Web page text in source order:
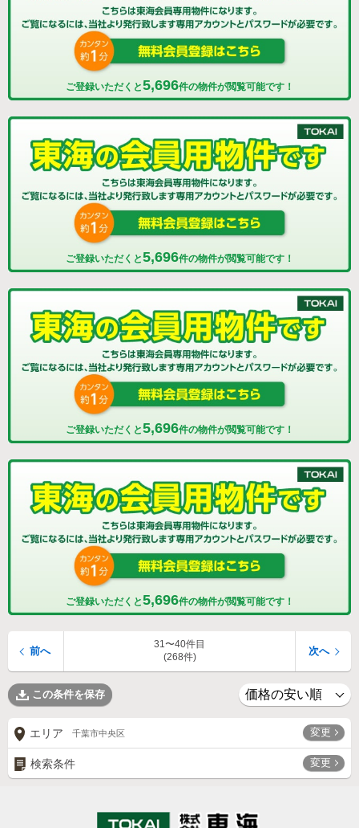
ご登録いただくと5,696件の物件が閲覧可能です！
ご登録いただくと5,696件の物件が閲覧可能です！
ご登録いただくと5,696件の物件が閲覧可能です！
ご登録いただくと5,696件の物件が閲覧可能です！
31〜40件目
(268件)
前へ 次へ
この条件を保存
エリア 千葉市中央区 変更
検索条件 変更